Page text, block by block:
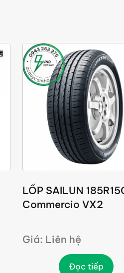
LỐP SAILUN
Commercio VX2
Giá: Liên hệ
Đọc tiếp